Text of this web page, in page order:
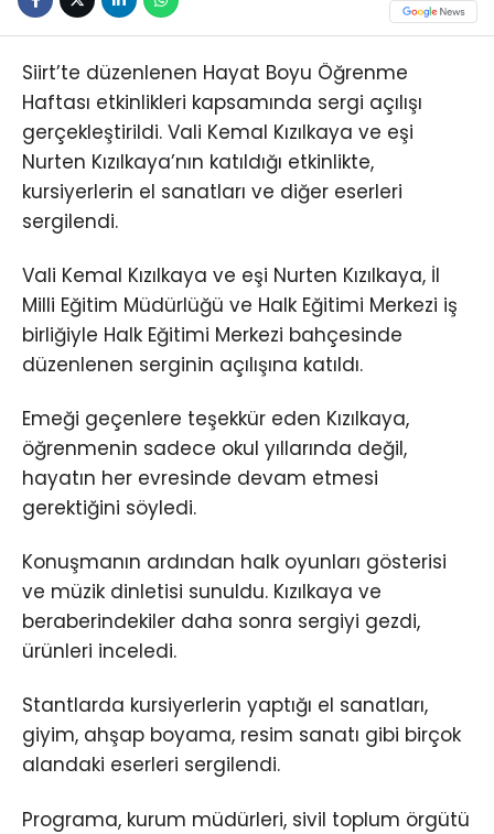
Siirt’te düzenlenen Hayat Boyu Öğrenme
Haftası etkinlikleri kapsamında sergi açılışı
gerçekleştirildi. Vali Kemal Kızılkaya ve eşi
Nurten Kızılkaya’nın katıldığı etkinlikte,
kursiyerlerin el sanatları ve diğer eserleri
sergilendi.
Vali Kemal Kızılkaya ve eşi Nurten Kızılkaya, İl
Milli Eğitim Müdürlüğü ve Halk Eğitimi Merkezi iş
birliğiyle Halk Eğitimi Merkezi bahçesinde
düzenlenen serginin açılışına katıldı.
Emeği geçenlere teşekkür eden Kızılkaya,
öğrenmenin sadece okul yıllarında değil,
hayatın her evresinde devam etmesi
gerektiğini söyledi.
Konuşmanın ardından halk oyunları gösterisi
ve müzik dinletisi sunuldu. Kızılkaya ve
beraberindekiler daha sonra sergiyi gezdi,
ürünleri inceledi.
Stantlarda kursiyerlerin yaptığı el sanatları,
giyim, ahşap boyama, resim sanatı gibi birçok
alandaki eserleri sergilendi.
Programa, kurum müdürleri, sivil toplum örgütü